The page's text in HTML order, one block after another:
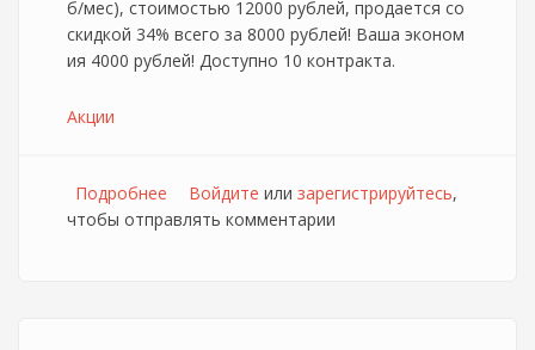
б/мес), стоимостью 12000 рублей, продается со
скидкой 34% всего за 8000 рублей! Ваша эконом
ия 4000 рублей! Доступно 10 контракта.
Акции
Подробнее о Распродажа интернета от MileTelecom
Войдите или зарегистрируйтесь,
чтобы отправлять комментарии